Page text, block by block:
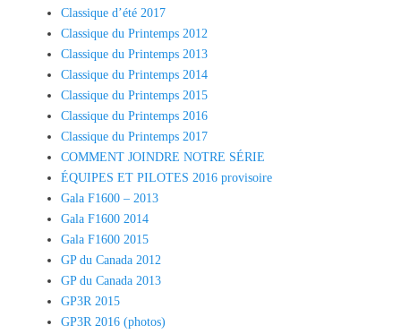
Classique d’été 2017
Classique du Printemps 2012
Classique du Printemps 2013
Classique du Printemps 2014
Classique du Printemps 2015
Classique du Printemps 2016
Classique du Printemps 2017
COMMENT JOINDRE NOTRE SÉRIE
ÉQUIPES ET PILOTES 2016 provisoire
Gala F1600 – 2013
Gala F1600 2014
Gala F1600 2015
GP du Canada 2012
GP du Canada 2013
GP3R 2015
GP3R 2016 (photos)